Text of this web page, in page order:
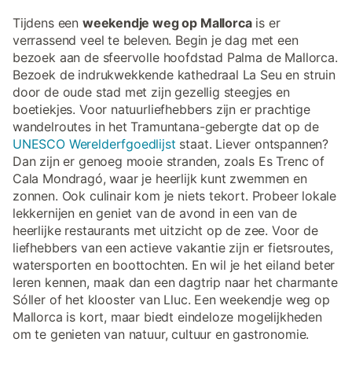
Tijdens een weekendje weg op Mallorcais er
verrassend veel te beleven. Begin je dag met een
bezoek aan de sfeervolle hoofdstad Palma de Mallorca.
Bezoek de indrukwekkende kathedraal La Seu en struin
door de oude stad met zijn gezellig steegjes en
boetiekjes. Voor natuurliefhebbers zijn er prachtige
wandelroutes in het Tramuntana-gebergte dat op de
UNESCO Werelderfgoedlijst staat. Liever ontspannen?
Dan zijn er genoeg mooie stranden, zoals Es Trenc of
Cala Mondragó, waar je heerlijk kunt zwemmen en
zonnen. Ook culinair kom je niets tekort. Probeer lokale
lekkernijen en geniet van de avond in een van de
heerlijke restaurants met uitzicht op de zee. Voor de
liefhebbers van een actieve vakantie zijn er fietsroutes,
watersporten en boottochten. En wil je het eiland beter
leren kennen, maak dan een dagtrip naar het charmante
Sóller of het klooster van Lluc. Een weekendje weg op
Mallorca is kort, maar biedt eindeloze mogelijkheden
om te genieten van natuur, cultuur en gastronomie.